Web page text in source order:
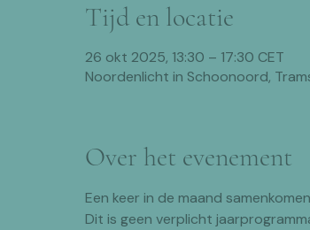
Tijd en locatie
26 okt 2025, 13:30 – 17:30 CET
Noordenlicht in Schoonoord,
Over het evenement
Een keer in de maand
Dit is geen verplicht